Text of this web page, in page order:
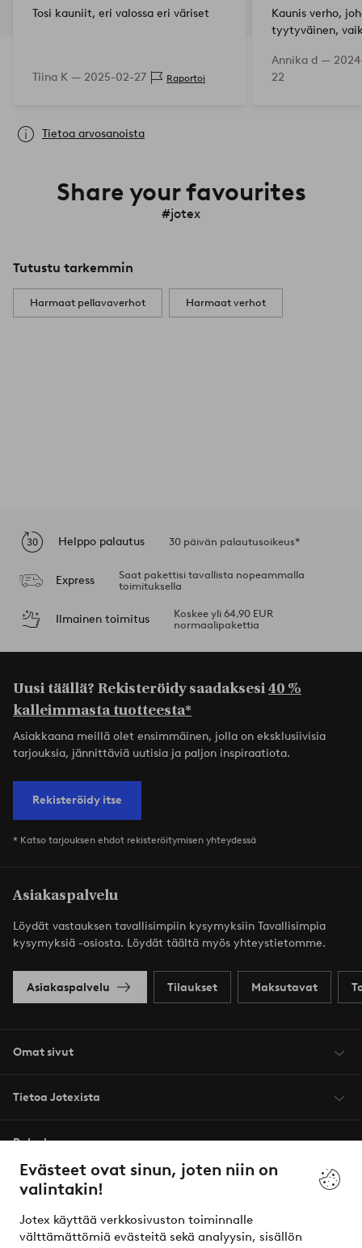
Evästeet ovat sinun, joten niin on
valintakin!
Jotex käyttää verkkosivuston toiminnalle
välttämättömiä evästeitä sekä analyysin, sisällön
Tosi kauniit, eri valossa eri väriset
Tiina K — 2025-02-27 Raportoi
Kaunis verho,
tyytyväinen,
Annika d —
22
Tietoa arvosanoista
Share your favourites
#jotex
Tutustu tarkemmin
Harmaat pellavaverhot Harmaat verhot
Helppo palautus 30 päivän palautusoikeus*
Express
Saat pakettisi tavallista nopeammalla
toimituksella
Ilmainen toimitus
Koskee yli 64,90 EUR
normaalipakettia
Uusi täällä? Rekisteröidy saadaksesi40 %
kalleimmasta tuotteesta*
Asiakkaana meillä olet ensimmäinen, jolla on eksklusiivisia
tarjouksia, jännittäviä uutisia ja paljon inspiraatiota.
Rekisteröidy itse
* Katso tarjouksen ehdot rekisteröitymisen yhteydessä
Asiakaspalvelu
Löydät vastauksen tavallisimpiin kysymyksiin Tavallisimpia
kysymyksiä -osiosta. Löydät täältä myös yhteystietomme.
Asiakaspalvelu Tilaukset Maksutavat
Omat sivut
Tietoa Jotexista
Palvelumme
Ehdot
Ystävät